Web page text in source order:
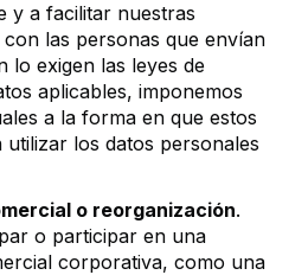
y a facilitar nuestras
las personas que envían
lo exigen las leyes de
aplicables, imponemos
a la forma en que estos
los datos personales
o reorganización.
o participar en una
corporativa, como una